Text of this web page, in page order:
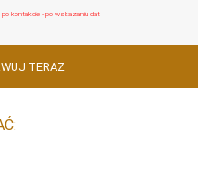
kontakcie - po wskazaniu dat
TERAZ